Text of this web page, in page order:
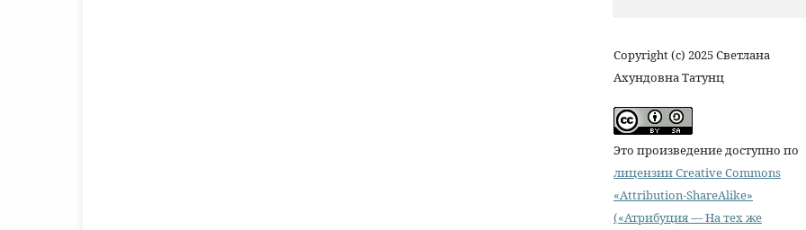
Copyright (c) 2025 Светлана
Ахундовна Татунц
Это произведение доступно по
лицензии Creative Commons
«Attribution-ShareAlike»
(«Атрибуция — На тех же